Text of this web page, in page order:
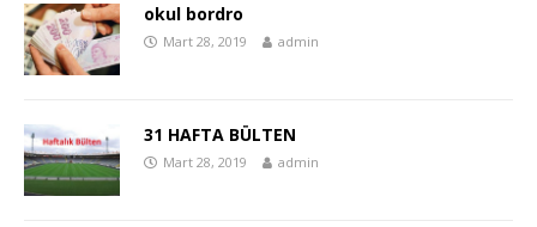
okul bordro
Mart 28, 2019 admin
31 HAFTA BÜLTEN
Mart 28, 2019 admin